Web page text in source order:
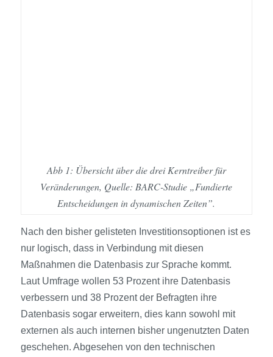
Abb 1: Übersicht über die drei Kerntreiber für
Veränderungen, Quelle: BARC-Studie „Fundierte
Entscheidungen in dynamischen Zeiten”.
Nach den bisher gelisteten Investitionsoptionen ist es
nur logisch, dass in Verbindung mit diesen
Maßnahmen die Datenbasis zur Sprache kommt.
Laut Umfrage wollen 53 Prozent ihre Datenbasis
verbessern und 38 Prozent der Befragten ihre
Datenbasis sogar erweitern, dies kann sowohl mit
externen als auch internen bisher ungenutzten Daten
geschehen. Abgesehen von den technischen